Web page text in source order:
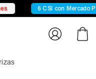
6 CSI con Mercado